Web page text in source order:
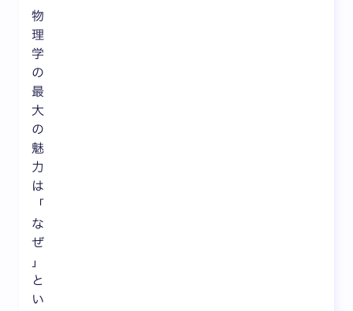
物
理
学
の
最
大
の
魅
力
は
「
な
ぜ
」
と
い